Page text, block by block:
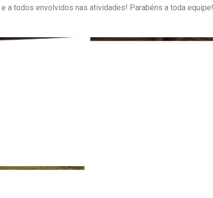
a todos envolvidos nas atividades! Parabéns a toda equipe!